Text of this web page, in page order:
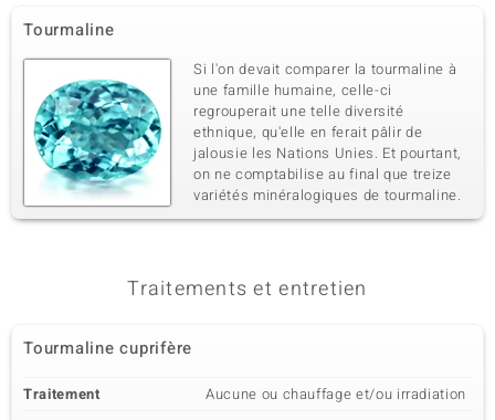
Tourmaline
Si l'on devait comparer la tourmaline à
une famille humaine, celle-ci
regrouperait une telle diversité
ethnique, qu'elle en ferait pâlir de
jalousie les Nations Unies. Et pourtant,
on ne comptabilise au final que treize
variétés minéralogiques de tourmaline.
Traitements et entretien
Tourmaline cuprifère
Traitement
Aucune ou chauffage et/ou irradiation